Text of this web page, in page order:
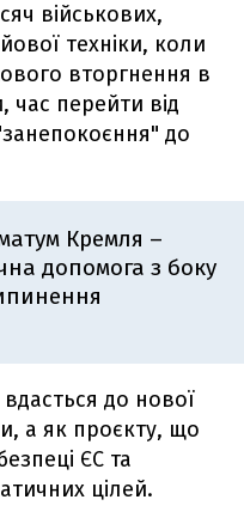
військових,
техніки, коли
вторгнення в
час перейти від
до
Кремля –
допомога з боку
до нової
а як проєкту, що
ЄС та
цілей.